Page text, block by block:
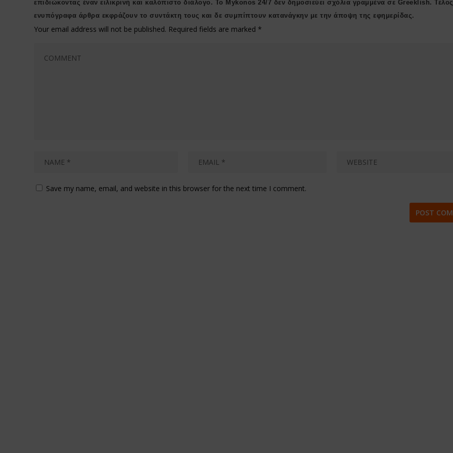
επιδιώκοντας έναν ειλικρινή και καλόπιστο διάλογο. Το Μykonos 24/7 δεν δημοσιεύει σχόλια γραμμένα σε Greeklish.
ενυπόγραφα άρθρα εκφράζουν το συντάκτη τους και δε συμπίπτουν κατανάγκην με την άποψη της εφημερίδας.
Your email address will not be published. Required fields are marked *
Save my name, email, and website in this browser for the next time I comment.